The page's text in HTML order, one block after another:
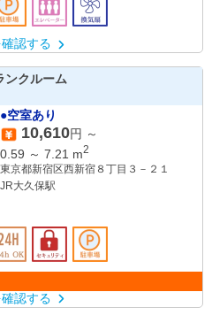
認する
クルーム
●空室あり
10,610円 ～
0.59 ～ 7.21 m2
東京都新宿区西新宿８丁目３－２１
JR大久保駅
認する